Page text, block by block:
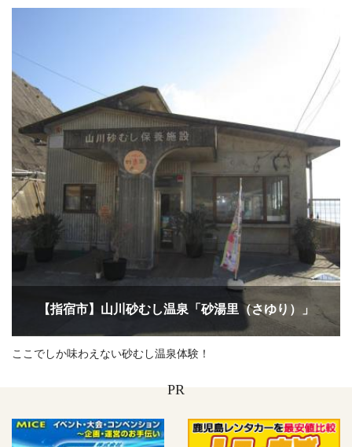
【指宿市】山川砂むし温泉「砂湯里（さゆり）」
ここでしか味わえない砂むし温泉体験！
PR